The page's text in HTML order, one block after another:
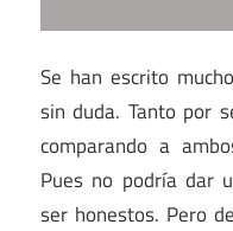
Se han escrito
sin duda. Tanto por
comparando a
Pues no podría dar
ser honestos. Pero